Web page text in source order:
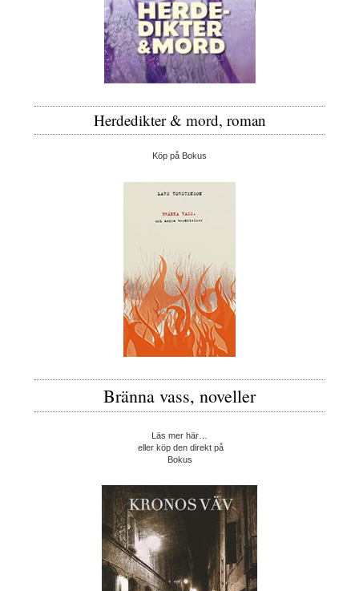
Herdedikter & mord, roman
Köp på Bokus
Bränna vass, noveller
Läs mer här…
eller köp den direkt på
Bokus